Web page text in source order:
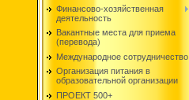
Финансово-хозяйственная
деятельность
Вакантные места для приема
(перевода)
Международное сотрудничество
Организация питания в
образовательной организации
ПРОЕКТ 500+